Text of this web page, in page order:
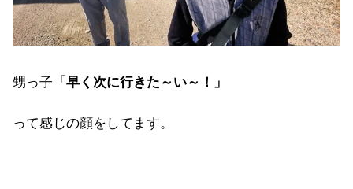
甥っ子 「早く次に行きた～い～！」
って感じの顔をしてます。